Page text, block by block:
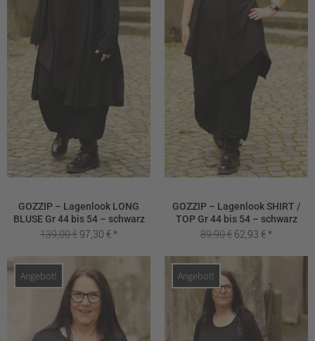
GOZZIP – Lagenlook LONG
BLUSE Gr 44 bis 54 – schwarz
139,00€Ursprünglicher
139,00 €
97,30 €Aktueller
GOZZIP – Lagenlook SHIRT /
TOP Gr 44 bis 54 – schwarz
89,90€ Ursprünglicher
89,90 €
62,93 €Aktueller
Angebot! Angebot!